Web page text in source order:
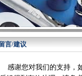
言/建议
感谢您对我们的支持，